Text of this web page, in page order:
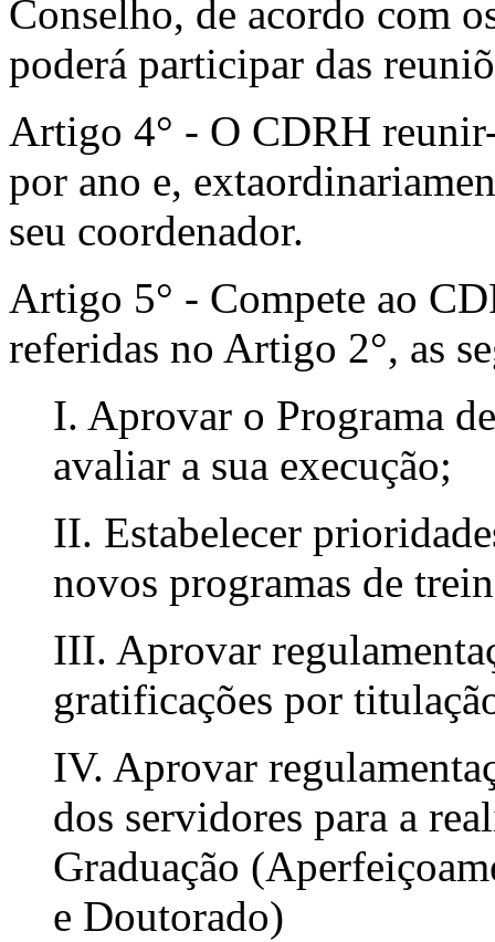
Conselho, de acordo com
poderá participar das
Artigo 4° - O CDRH
por ano e,
seu coordenador.
Artigo 5° - Compete ao
referidas no Artigo 2°, as
I. Aprovar o Programa
avaliar a sua execução;
II. Estabelecer
novos programas de
III. Aprovar
gratificações por
IV. Aprovar
dos servidores para a
Graduação
e Doutorado)